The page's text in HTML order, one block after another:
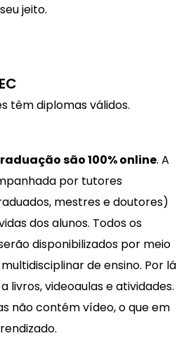
jeito.
têm diplomas válidos.
são 100% online. A
por tutores
mestres e doutores)
dos alunos. Todos os
disponibilizados por meio
de ensino. Por lá
livros, videoaulas e atividades.
não contém vídeo, o que em